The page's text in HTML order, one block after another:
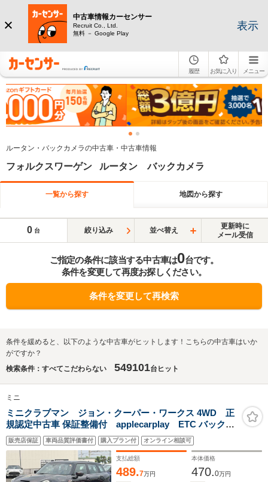
中古車情報カーセンサー
Recruit Co., Ltd.
無料 － Google Play
表示
履歴 お気に入り メニュー
ルータン・バックカメラの中古車・中古車情報
フォルクスワーゲン ルータン バックカメラ
一覧から探す 地図から探す
0 台 絞り込み 並べ替え
更新時に
メール受信
ご指定の条件に該当する中古車は0台です。
条件を変更して再度お探しください。
条件を変更して再検索
条件を緩めると、以下のような中古車がヒットします！こちらの中古車はいか
がですか？
検索条件：すべてこだわらない
549101台ヒット
ミニ
ミニクラブマン ジョン・クーパー・ワークス 4WD 正
規認定中古車 保証整備付 applecarplay ETC バックカ
メラ 衝突軽減ブレーキ アイドリングストップ 障害物ソナ
ー アクティブクルコン LEDライト 純正ホイール
販売店保証 車両品質評価書付 購入プラン付 オンライン相談可
支払総額
489.7万円
本体価格
470.0万円